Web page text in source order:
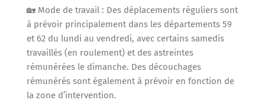
🏡 Mode de travail : Des déplacements réguliers sont
à prévoir principalement dans les départements 59
et 62 du lundi au vendredi, avec certains samedis
travaillés (en roulement) et des astreintes
rémunérées le dimanche. Des découchages
rémunérés sont également à prévoir en fonction de
la zone d’intervention.